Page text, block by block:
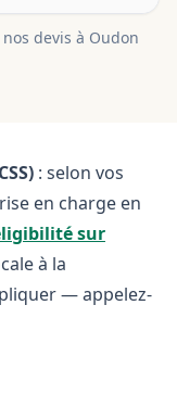
devis à Oudon
: selon vos
en charge en
sur
à la
— appelez-